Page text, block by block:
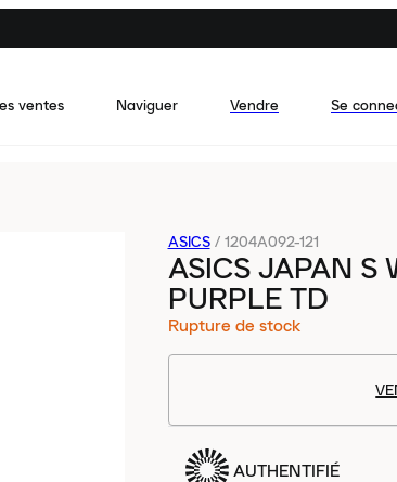
ventes Naviguer Vendre Se
ASICS / 1204A092-121
ASICS JAPAN S
PURPLE TD
Rupture de stock
AUTHENTIFIÉ